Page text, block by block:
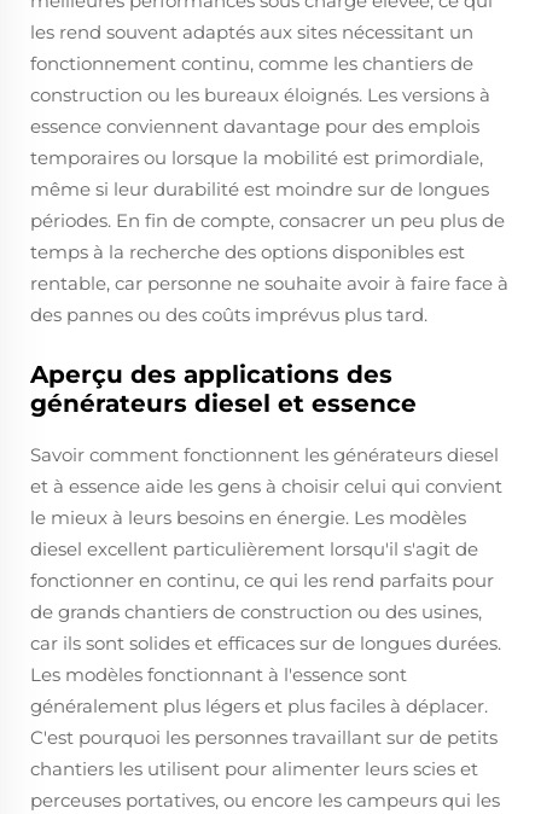
les rend souvent adaptés aux sites nécessitant un
fonctionnement continu, comme les chantiers de
construction ou les bureaux éloignés. Les versions à
essence conviennent davantage pour des emplois
temporaires ou lorsque la mobilité est primordiale,
même si leur durabilité est moindre sur de longues
périodes. En fin de compte, consacrer un peu plus de
temps à la recherche des options disponibles est
rentable, car personne ne souhaite avoir à faire face à
des pannes ou des coûts imprévus plus tard.
Aperçu des applications des
générateurs diesel et essence
Savoir comment fonctionnent les générateurs diesel
et à essence aide les gens à choisir celui qui convient
le mieux à leurs besoins en énergie. Les modèles
diesel excellent particulièrement lorsqu'il s'agit de
fonctionner en continu, ce qui les rend parfaits pour
de grands chantiers de construction ou des usines,
car ils sont solides et efficaces sur de longues durées.
Les modèles fonctionnant à l'essence sont
généralement plus légers et plus faciles à déplacer.
C'est pourquoi les personnes travaillant sur de petits
chantiers les utilisent pour alimenter leurs scies et
perceuses portatives, ou encore les campeurs qui les